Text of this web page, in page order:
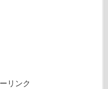
リンク